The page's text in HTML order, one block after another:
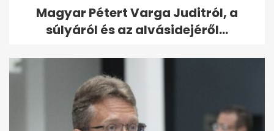
Magyar Pétert Varga Juditról, a
súlyáról és az alvásidejéről...